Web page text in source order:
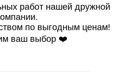
работ нашей дружной
по выгодным ценам!
ваш выбор ❤️